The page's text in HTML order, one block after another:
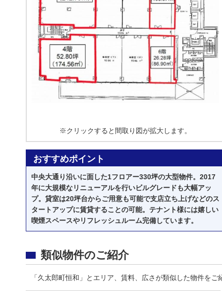
※クリックすると間取り図が拡大します。
おすすめポイント
中央大通り沿いに面した1フロアー330坪の大型物件。2017
年に大規模なリニューアルを行いビルグレードも大幅アッ
プ。貸室は20坪台からご用意も可能で支店立ち上げなどのス
タートアップに賃貸することの可能。テナント様には嬉しい
喫煙スペースやリフレッシュルーム完備しています。
類似物件のご紹介
「久太郎町恒和」とエリア、賃料、広さが類似した物件をご